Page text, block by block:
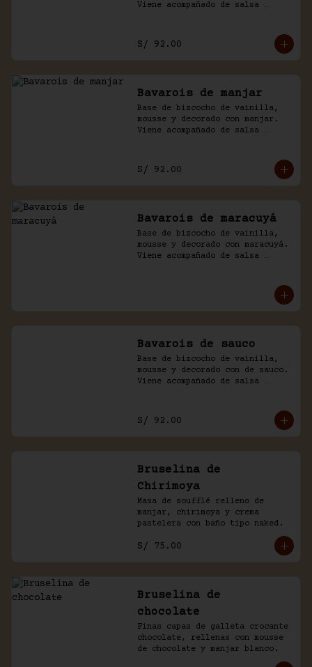
Viene acompañado de salsa
S/ 92.00
Bavarois de manjar
Base de bizcocho de vainilla,
mousse y decorado con manjar.
Viene acompañado de salsa
S/ 92.00
Bavarois de maracuyá
Base de bizcocho de vainilla,
mousse y decorado con maracuyá.
Viene acompañado de salsa
Bavarois de sauco
Base de bizcocho de vainilla,
mousse y decorado con de sauco.
Viene acompañado de salsa
S/ 92.00
Bruselina de
Chirimoya
Masa de soufflé relleno de
manjar, chirimoya y crema
pastelera con baño tipo naked.
S/ 75.00
Bruselina de
chocolate
Finas capas de galleta crocante
chocolate, rellenas con mousse
de chocolate y manjar blanco.